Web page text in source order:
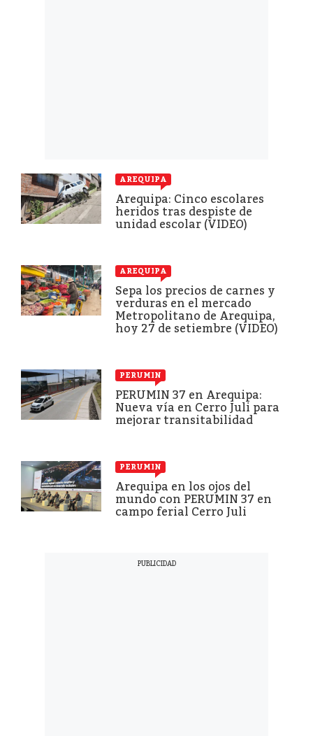
AREQUIPA
Arequipa: Cinco escolares
heridos tras despiste de
unidad escolar (VIDEO)
AREQUIPA
Sepa los precios de carnes y
verduras en el mercado
Metropolitano de Arequipa,
hoy 27 de setiembre (VIDEO)
PERUMIN
PERUMIN 37 en Arequipa:
Nueva vía en Cerro Juli para
mejorar transitabilidad
PERUMIN
Arequipa en los ojos del
mundo con PERUMIN 37 en
campo ferial Cerro Juli